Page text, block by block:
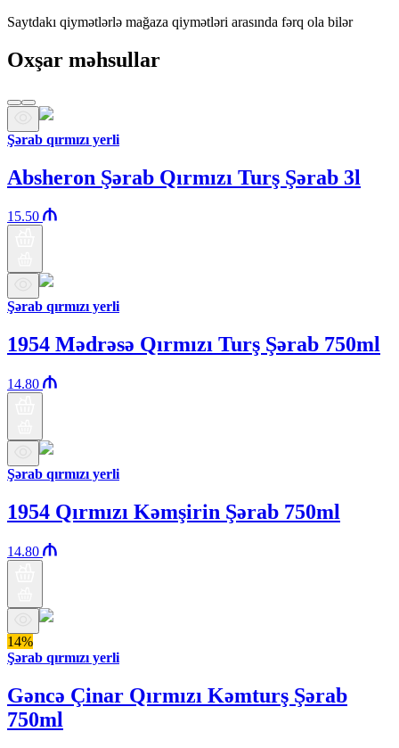
Saytdakı qiymətlərlə mağaza qiymətləri arasında fərq ola bilər
Oxşar məhsullar
Şərab qırmızı yerli
Absheron Şərab Qırmızı Turş Şərab 3l
15.50
Şərab qırmızı yerli
1954 Mədrəsə Qırmızı Turş Şərab 750ml
14.80
Şərab qırmızı yerli
1954 Qırmızı Kəmşirin Şərab 750ml
14.80
14%
Şərab qırmızı yerli
Gəncə Çinar Qırmızı Kəmturş Şərab
750ml